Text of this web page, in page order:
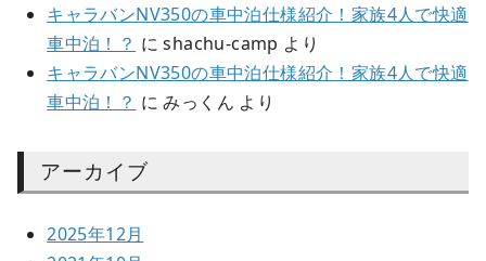
キャラバンNV350の車中泊仕様紹介！家族4人で快適
車中泊！？ にshachu-camp より
キャラバンNV350の車中泊仕様紹介！家族4人で快適
車中泊！？ にみっくん より
アーカイブ
2025年12月